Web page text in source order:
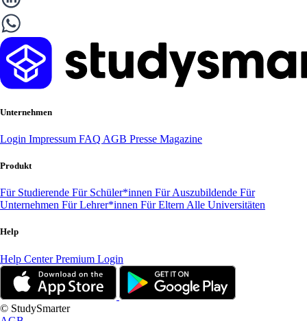
Unternehmen
Login Impressum FAQ AGB Presse Magazine
Produkt
Für Studierende Für Schüler*innen Für Auszubildende Für
Unternehmen Für Lehrer*innen Für Eltern Alle Universitäten
Help
Help CenterPremium Login
© StudySmarter